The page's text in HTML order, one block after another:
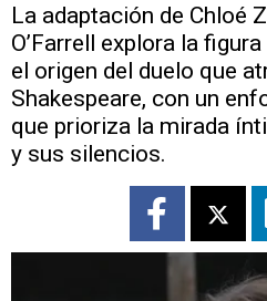
La adaptación de Chloé
O’Farrell explora la
el origen del duelo que
Shakespeare, con un
que prioriza la mirada
y sus silencios.